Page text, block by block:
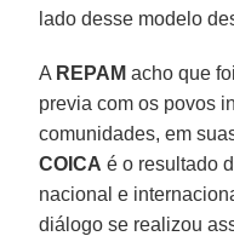
lado desse modelo
A REPAM acho que
previa com os povos
comunidades, em
COICA é o resultado
nacional e
diálogo se realizou